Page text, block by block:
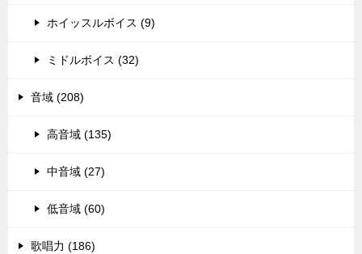
ホイッスルボイス (9)
ミドルボイス (32)
音域 (208)
高音域 (135)
中音域 (27)
低音域 (60)
歌唱力 (186)